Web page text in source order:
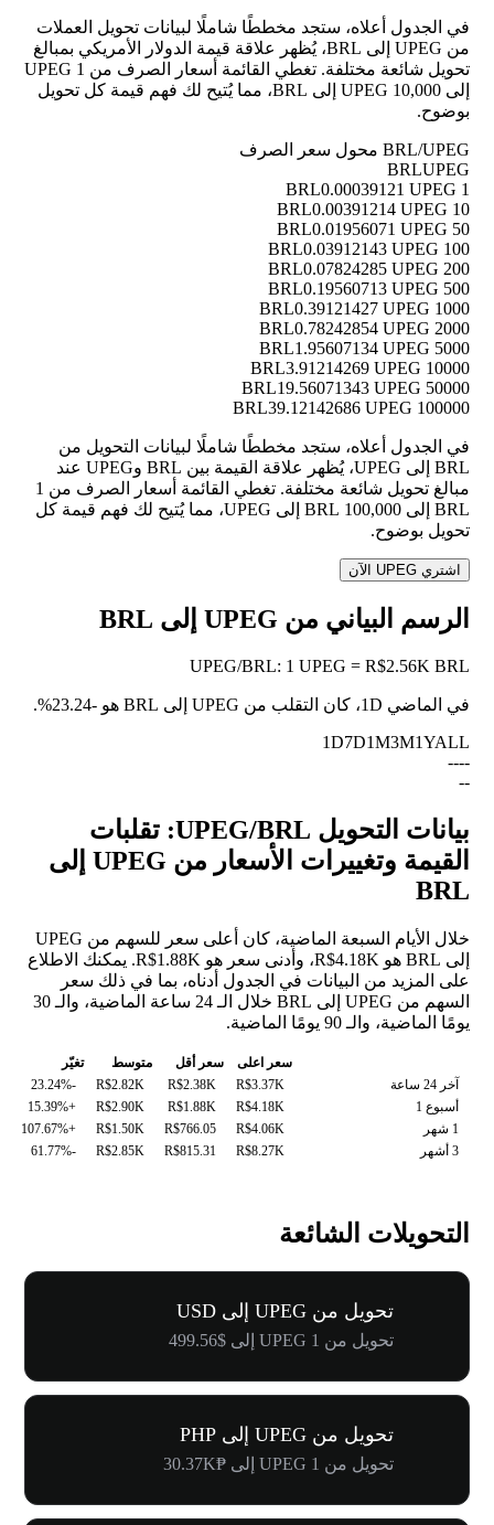
في الجدول أعلاه، ستجد مخططًا شاملًا لبيانات تحويل العملات
من UPEG إلى BRL، يُظهر علاقة قيمة الدولار الأمريكي بمبالغ
تحويل شائعة مختلفة. تغطي القائمة أسعار الصرف من 1 UPEG
إلى 10,000 UPEG إلى BRL، مما يُتيح لك فهم قيمة كل تحويل
بوضوح.
BRL/UPEG محول سعر الصرف
BRLUPEG
1 BRL
0.00039121 UPEG
10 BRL
0.00391214 UPEG
50 BRL
0.01956071 UPEG
100 BRL
0.03912143 UPEG
200 BRL
0.07824285 UPEG
500 BRL
0.19560713 UPEG
1000 BRL
0.39121427 UPEG
2000 BRL
0.78242854 UPEG
5000 BRL
1.95607134 UPEG
10000 BRL
3.91214269 UPEG
50000 BRL
19.56071343 UPEG
100000 BRL
39.12142686 UPEG
في الجدول أعلاه، ستجد مخططًا شاملًا لبيانات التحويل من
BRL إلى UPEG، يُظهر علاقة القيمة بين BRL وUPEG عند
مبالغ تحويل شائعة مختلفة. تغطي القائمة أسعار الصرف من 1
BRL إلى 100,000 BRL إلى UPEG، مما يُتيح لك فهم قيمة كل
تحويل بوضوح.
اشتري UPEG الآن
الرسم البياني من UPEG إلى BRL
UPEG/BRL: 1 UPEG = R$2.56K BRL
في الماضي 1D، كان التقلب من UPEG إلى BRL هو -23.24%
.
1D7D1M3M1YALL
--
--
--
بيانات التحويل UPEG/BRL: تقلبات
القيمة وتغييرات الأسعار من UPEG إلى
BRL
خلال الأيام السبعة الماضية، كان أعلى سعر للسهم من UPEG
إلى BRL هو R$4.18K، وأدنى سعر هو R$1.88K. يمكنك الاطلاع
على المزيد من البيانات في الجدول أدناه، بما في ذلك سعر
السهم من UPEG إلى BRL خلال الـ 24 ساعة الماضية، والـ 30
يومًا الماضية، والـ 90 يومًا الماضية.
سعر اعلى سعر أقل متوسط
تغيّر
آخر 24 ساعة
R$3.37K
R$2.38K
R$2.82K
-23.24%
أسبوع 1
R$4.18K
R$1.88K
R$2.90K
+15.39%
1 شهر
R$4.06K
R$766.05
R$1.50K
+107.67%
3 أشهر
R$8.27K
R$815.31
R$2.85K
-61.77%
التحويلات الشائعة
تحويل من UPEG إلى USD
تحويل من 1 UPEG إلى $499.56
تحويل من UPEG إلى PHP
تحويل من 1 UPEG إلى ₱30.37K